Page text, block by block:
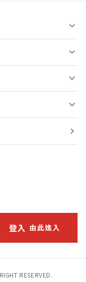
登入 由此進入
RESERVED.